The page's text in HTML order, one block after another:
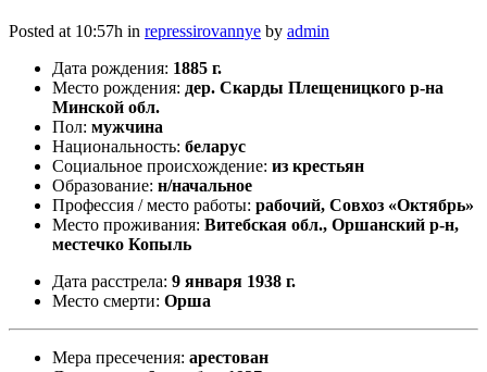
Posted at 10:57h in repressirovannye by admin
Дата рождения: 1885 г.
Место рождения: дер. Скарды Плещеницкого р-на
Минской обл.
Пол: мужчина
Национальность: беларус
Социальное происхождение: из крестьян
Образование: н/начальное
Профессия / место работы: рабочий, Совхоз «Октябрь»
Место проживания: Витебская обл., Оршанский р-н,
местечко Копыль
Дата расстрела: 9 января 1938 г.
Место смерти: Орша
Мера пресечения: арестован